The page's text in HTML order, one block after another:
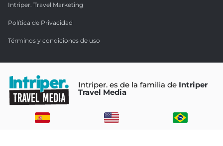
Intriper. Travel Marketing
Política de Privacidad
Términos y condiciones de uso
Intriper. es de la familia de Intriper
Travel Media